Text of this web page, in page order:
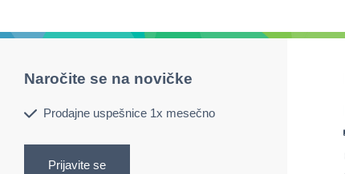
Naročite se na novičke
Prodajne uspešnice 1x mesečno
Prijavite se